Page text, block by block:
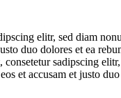
elitr, sed diam
duo dolores et ea
sadipscing
et accusam et justo